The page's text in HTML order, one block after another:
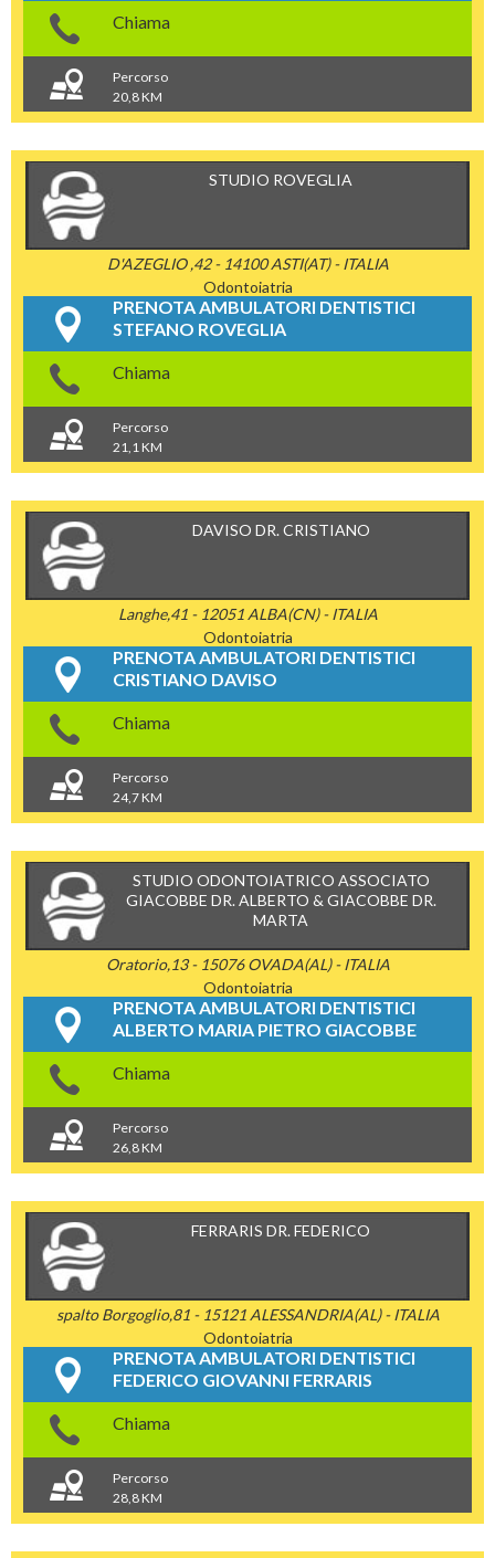
Chiama
Percorso
20,8 KM
STUDIO ROVEGLIA
D'AZEGLIO ,42 - 14100 ASTI(AT) - ITALIA
Odontoiatria
PRENOTA AMBULATORI DENTISTICI
STEFANO ROVEGLIA
Chiama
Percorso
21,1 KM
DAVISO DR. CRISTIANO
Langhe,41 - 12051 ALBA(CN) - ITALIA
Odontoiatria
PRENOTA AMBULATORI DENTISTICI
CRISTIANO DAVISO
Chiama
Percorso
24,7 KM
STUDIO ODONTOIATRICO ASSOCIATO
GIACOBBE DR. ALBERTO & GIACOBBE DR.
MARTA
Oratorio,13 - 15076 OVADA(AL) - ITALIA
Odontoiatria
PRENOTA AMBULATORI DENTISTICI
ALBERTO MARIA PIETRO GIACOBBE
Chiama
Percorso
26,8 KM
FERRARIS DR. FEDERICO
spalto Borgoglio,81 - 15121 ALESSANDRIA(AL) - ITALIA
Odontoiatria
PRENOTA AMBULATORI DENTISTICI
FEDERICO GIOVANNI FERRARIS
Chiama
Percorso
28,8 KM